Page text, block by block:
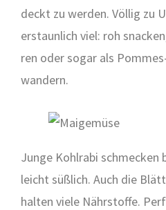
deckt zu wer­den. Völ­lig zu
erstaun­lich viel: roh
ren oder sogar als
wan­dern.
Jun­ge Kohl­ra­bi schme­cken
leicht süß­lich. Auch die
hal­ten vie­le Nähr­stof­fe.